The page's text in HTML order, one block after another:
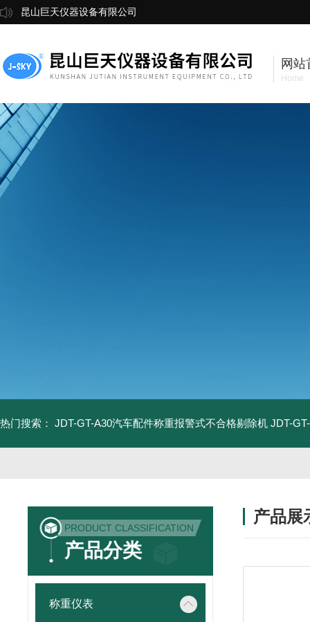
昆山巨天仪器设备有限公司
网站
Home
热门搜索： JDT-GT-A30汽车配件称重报警式不合格剔除机 JDT-
PRODUCT CLASSIFICATION
产品分类
称重仪表
产品展